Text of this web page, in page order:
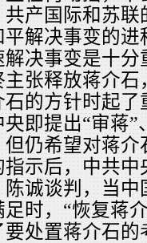
产国际和苏
平解决事变的
决事变是十
主张释放蒋介
的方针时起
即提出“审蒋”
但仍希望对蒋
示后，中共
诚谈判，当
时，“恢复蒋
处置蒋介石的